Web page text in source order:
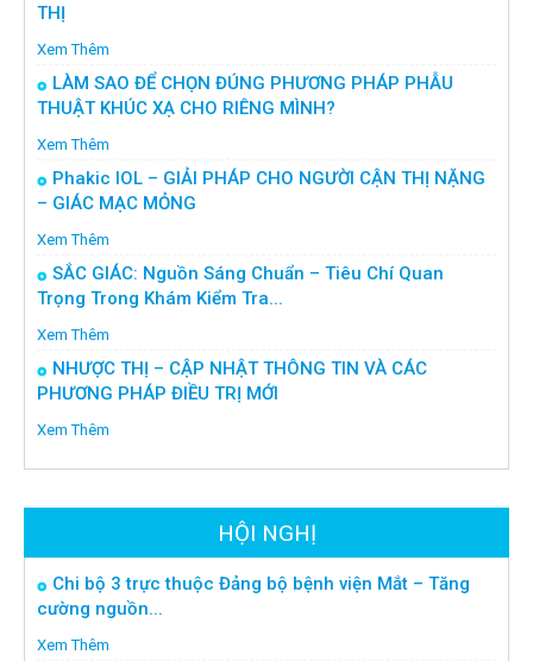
THỊ
Xem Thêm
LÀM SAO ĐỂ CHỌN ĐÚNG PHƯƠNG PHÁP PHẪU
THUẬT KHÚC XẠ CHO RIÊNG MÌNH?
Xem Thêm
Phakic IOL – GIẢI PHÁP CHO NGƯỜI CẬN THỊ NẶNG
– GIÁC MẠC MỎNG
Xem Thêm
SẮC GIÁC: Nguồn Sáng Chuẩn – Tiêu Chí Quan
Trọng Trong Khám Kiểm Tra...
Xem Thêm
NHƯỢC THỊ – CẬP NHẬT THÔNG TIN VÀ CÁC
PHƯƠNG PHÁP ĐIỀU TRỊ MỚI
Xem Thêm
HỘI NGHỊ
Chi bộ 3 trực thuộc Đảng bộ bệnh viện Mắt – Tăng
cường nguồn...
Xem Thêm